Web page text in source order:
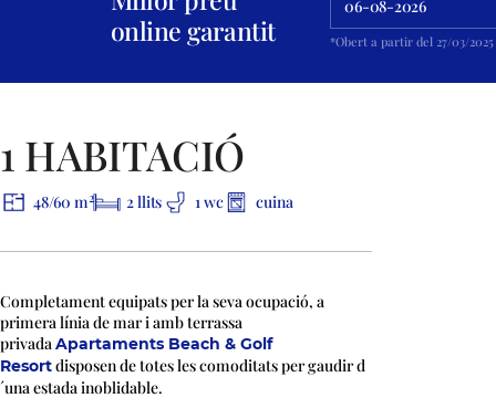
online garantit
*Obert a partir del 27/03/2025
1 HABITACIÓ
48/60 m2 2 llits 1 wc cuina
Completament equipats per la seva ocupació, a
primera línia de mar i amb terrassa
privadaApartaments Beach & Golf
Resortdisposen de totes les comoditats per gaudir d
´una estada inoblidable.